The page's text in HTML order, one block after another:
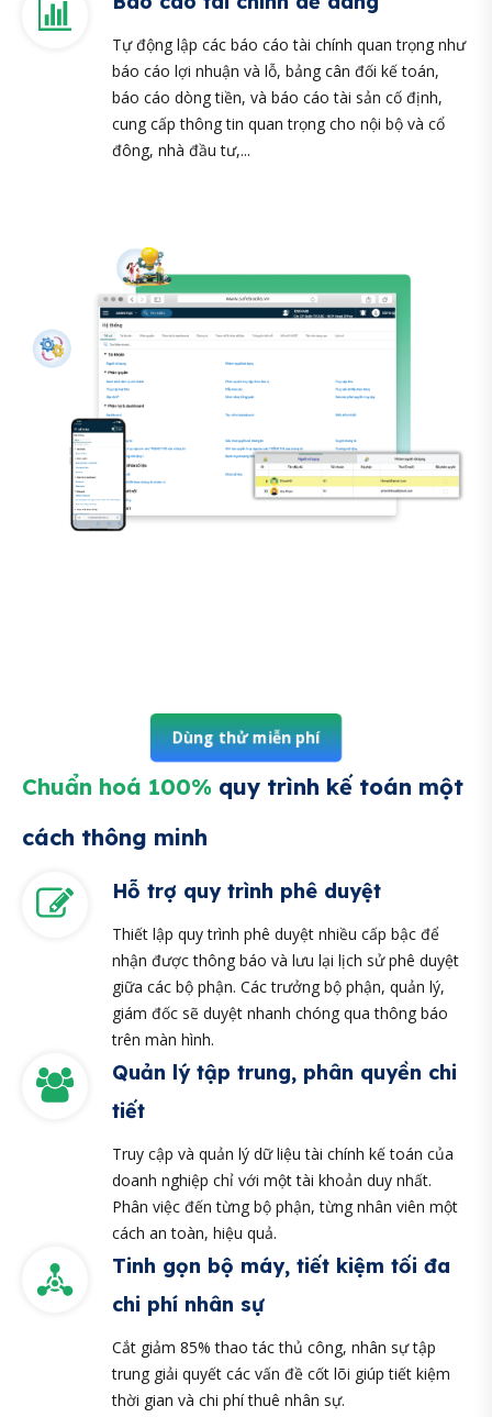
Tự động lập các báo cáo tài chính quan trọng như
báo cáo lợi nhuận và lỗ, bảng cân đối kế toán,
báo cáo dòng tiền, và báo cáo tài sản cố định,
cung cấp thông tin quan trọng cho nội bộ và cổ
đông, nhà đầu tư,...
Dùng thử miễn phí
Chuẩn hoá 100% quy trình kế toán một
cách thông minh
Hỗ trợ quy trình phê duyệt
Thiết lập quy trình phê duyệt nhiều cấp bậc để
nhận được thông báo và lưu lại lịch sử phê duyệt
giữa các bộ phận. Các trưởng bộ phận, quản lý,
giám đốc sẽ duyệt nhanh chóng qua thông báo
trên màn hình.
Quản lý tập trung, phân quyền chi
tiết
Truy cập và quản lý dữ liệu tài chính kế toán của
doanh nghiệp chỉ với một tài khoản duy nhất.
Phân việc đến từng bộ phận, từng nhân viên một
cách an toàn, hiệu quả.
Tinh gọn bộ máy, tiết kiệm tối đa
chi phí nhân sự
Cắt giảm 85% thao tác thủ công, nhân sự tập
trung giải quyết các vấn đề cốt lõi giúp tiết kiệm
thời gian và chi phí thuê nhân sự.